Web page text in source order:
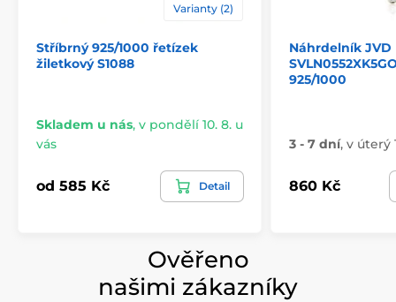
Varianty (2)
Stříbrný 925/1000 řetízek
žiletkový S1088
Skladem u nás, v pondělí 10. 8. u
vás
od 585 Kč Detail
Náhrdelník JVD
925/1000
3 - 7 dní, v úterý
860 Kč
Ověřeno
našimi zákazníky